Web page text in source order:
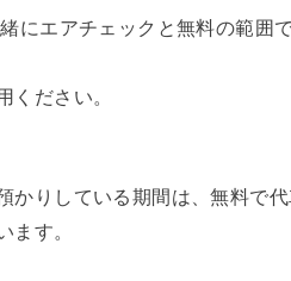
にエアチェックと無料の範囲
ください。
かりしている期間は、無料で
ます。